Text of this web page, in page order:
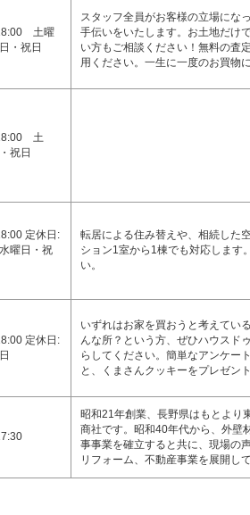
土曜
・祝日
スタッフ全員がお客様の立場にな
手伝いをいたします。お土地だけ
い方もご相談ください！無料の査
用ください。一生に一度のお買物
土
祝日
定休日:
曜日・祝
転居による住み替えや、相続した
ション1室から1棟でも対応します
い。
定休日:
いずれはお家を買おうと考えてい
んな所？という方、ぜひハウスド
らしてください。簡単なアンケー
と、くまさんクッキーをプレゼン
昭和21年創業、長野県はもとより
商社です。昭和40年代から、外壁
事事業を確立すると共に、現場の
リフォーム、不動産事業を展開して